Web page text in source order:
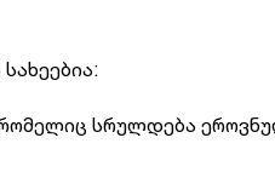
სრულდება